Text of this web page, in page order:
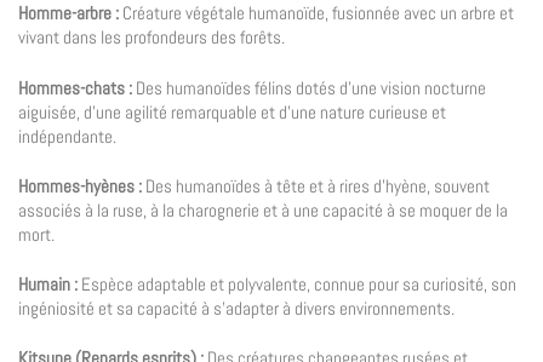
Homme-arbre : Créature végétale humanoïde, fusionnée avec un arbre et
vivant dans les profondeurs des forêts.
Hommes-chats : Des humanoïdes félins dotés d’une vision nocturne
aiguisée, d’une agilité remarquable et d’une nature curieuse et
indépendante.
Hommes-hyènes : Des humanoïdes à tête et à rires d’hyène, souvent
associés à la ruse, à la charognerie et à une capacité à se moquer de la
mort.
Humain : Espèce adaptable et polyvalente, connue pour sa curiosité, son
ingéniosité et sa capacité à s’adapter à divers environnements.